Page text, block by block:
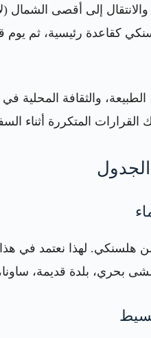
والانتقال إلى أقصى الشمال
كقاعدة رئيسية، ثم يوم
والثقافة
هلسنكي. لهذا نعتمد في
بحري، بلدة قديمة،